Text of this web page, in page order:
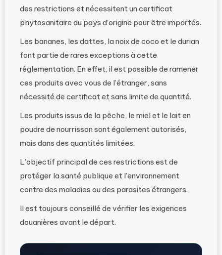
des restrictions et nécessitent un certificat
phytosanitaire du pays d’origine pour être importés.
Les bananes, les dattes, la noix de coco et le durian
font partie de rares exceptions à cette
réglementation. En effet, il est possible de ramener
ces produits avec vous de l’étranger, sans
nécessité de certificat et sans limite de quantité.
Les produits issus de la pêche, le miel et le lait en
poudre de nourrisson sont également autorisés,
mais dans des quantités limitées.
L’objectif principal de ces restrictions est de
protéger la santé publique et l’environnement
contre des maladies ou des parasites étrangers.
Il est toujours conseillé de vérifier les exigences
douanières avant le départ.